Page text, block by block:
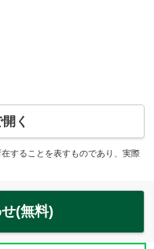
く
することを表すものであり、実際
(無料)